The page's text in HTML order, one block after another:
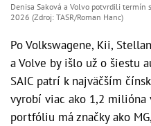
Denisa Saková a Volvo potvrdili termín
2026 (Zdroj: TASR/Roman Hanc)
Po Volkswagene, Kii,
a Volve by išlo už o šiestu
SAIC patrí k najväčším
vyrobí viac ako 1,2
portfóliu má značky ako